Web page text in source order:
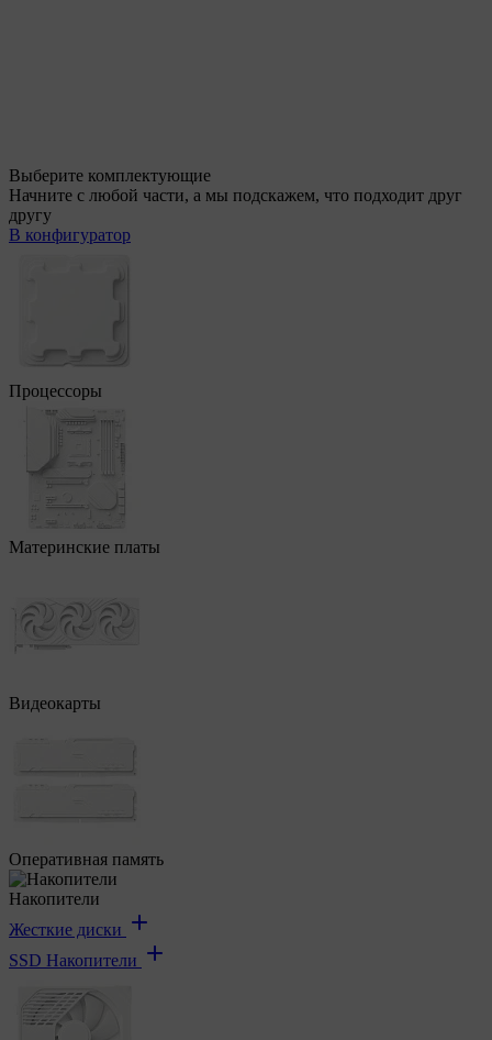
Выберите комплектующие
Начните с любой части, а мы подскажем, что подходит друг
другу
В конфигуратор
Процессоры
Материнские платы
Видеокарты
Оперативная память
Накопители
Жесткие диски
SSD Накопители